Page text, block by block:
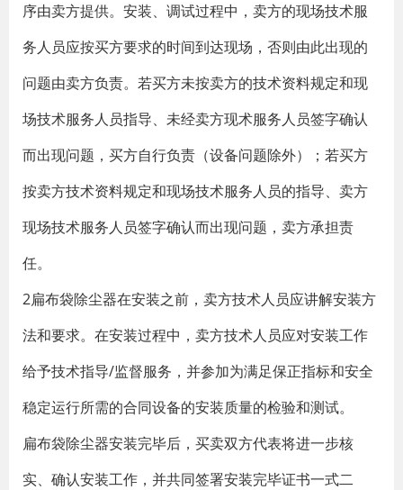
序由卖方提供。安装、调试过程中，卖方的现场技术服
务人员应按买方要求的时间到达现场，否则由此出现的
问题由卖方负责。若买方未按卖方的技术资料规定和现
场技术服务人员指导、未经卖方现术服务人员签字确认
而出现问题，买方自行负责（设备问题除外）；若买方
按卖方技术资料规定和现场技术服务人员的指导、卖方
现场技术服务人员签字确认而出现问题，卖方承担责
任。
2扁布袋除尘器在安装之前，卖方技术人员应讲解安装方
法和要求。在安装过程中，卖方技术人员应对安装工作
给予技术指导/监督服务，并参加为满足保正指标和安全
稳定运行所需的合同设备的安装质量的检验和测试。
扁布袋除尘器安装完毕后，买卖双方代表将进一步核
实、确认安装工作，并共同签署安装完毕证书一式二